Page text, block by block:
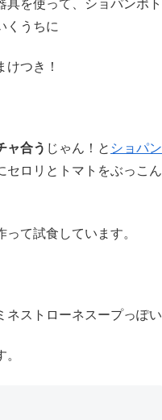
を使って、ショパンポト
くうちに
けつき！
ャ合う じゃん！と ショパン
セロリとトマトをぶっこん
て試食しています。
ネストローネスープっぽい